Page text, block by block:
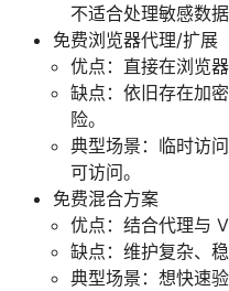
不适合处理敏感数据
免费浏览器代理/扩展
优点：直接在浏览
缺点：依旧存在加
险。
典型场景：临时访
可访问。
免费混合方案
优点：结合代理与
缺点：维护复杂、稳
典型场景：想快速